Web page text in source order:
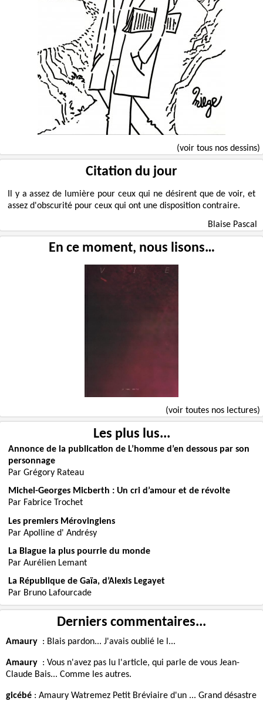
(voir tous nos dessins)
Citation du jour
Il y a assez de lumière pour ceux qui ne désirent que de voir, et
assez d'obscurité pour ceux qui ont une disposition contraire.
Blaise Pascal
En ce moment, nous lisons…
(voir toutes nos lectures)
Les plus lus...
Annonce de la publication de L’homme d’en dessous par son
personnage
Par Grégory Rateau
Michel-Georges Micberth : Un cri d’amour et de révolte
Par Fabrice Trochet
Les premiers Mérovingiens
Par Apolline d' Andrésy
La Blague la plus pourrie du monde
Par Aurélien Lemant
La République de Gaïa, d’Alexis Legayet
Par Bruno Lafourcade
Derniers commentaires...
Amaury : Blais pardon... J'avais oublié le l...
Amaury : Vous n'avez pas lu l'article, qui parle de vous Jean-
Claude Bais... Comme les autres.
gicébé: Amaury Watremez Petit Bréviaire d'un ... Grand désastre